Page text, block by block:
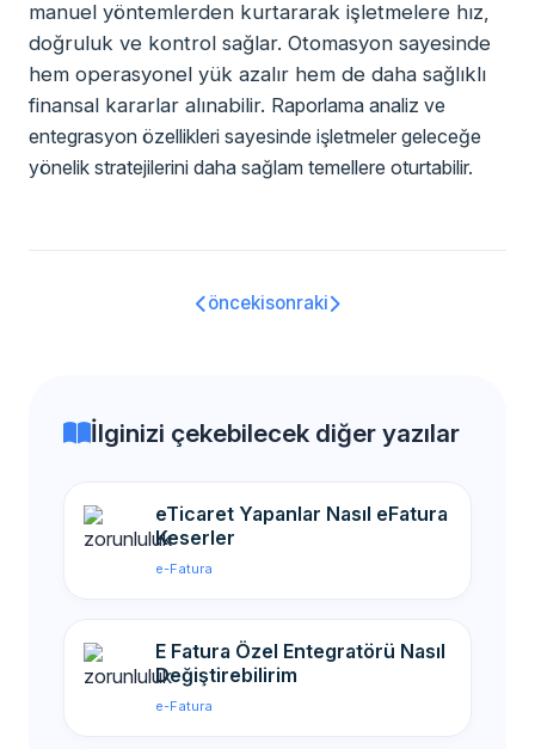
manuel yöntemlerden kurtararak işletmelere hız,
doğruluk ve kontrol sağlar. Otomasyon sayesinde
hem operasyonel yük azalır hem de daha sağlıklı
finansal kararlar alınabilir. Raporlama analiz ve
entegrasyon özellikleri sayesinde işletmeler geleceğe
yönelik stratejilerini daha sağlam temellere oturtabilir.
öncekisonraki
İlginizi çekebilecek diğer yazılar
eTicaret Yapanlar Nasıl eFatura
Keserler
e-Fatura
E Fatura Özel Entegratörü Nasıl
Değiştirebilirim
e-Fatura